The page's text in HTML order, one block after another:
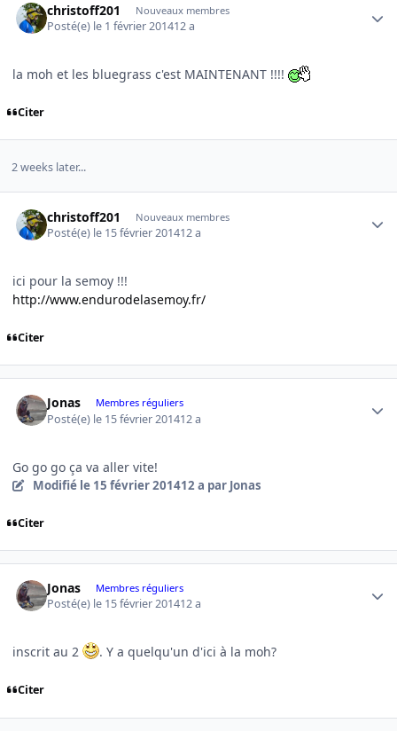
christoff201 Nouveaux membres
Posté(e) le 1 février 201412 a
la moh et les bluegrass c'est MAINTENANT !!!!
Citer
2 weeks later...
christoff201 Nouveaux membres
Posté(e) le 15 février 201412 a
ici pour la semoy !!!
http://www.endurodelasemoy.fr/
Citer
Jonas Membres réguliers
Posté(e) le 15 février 201412 a
Go go go ça va aller vite!
Modifié le 15 février 201412 a par Jonas
Citer
Jonas Membres réguliers
Posté(e) le 15 février 201412 a
inscrit au 2 . Y a quelqu'un d'ici à la moh?
Citer